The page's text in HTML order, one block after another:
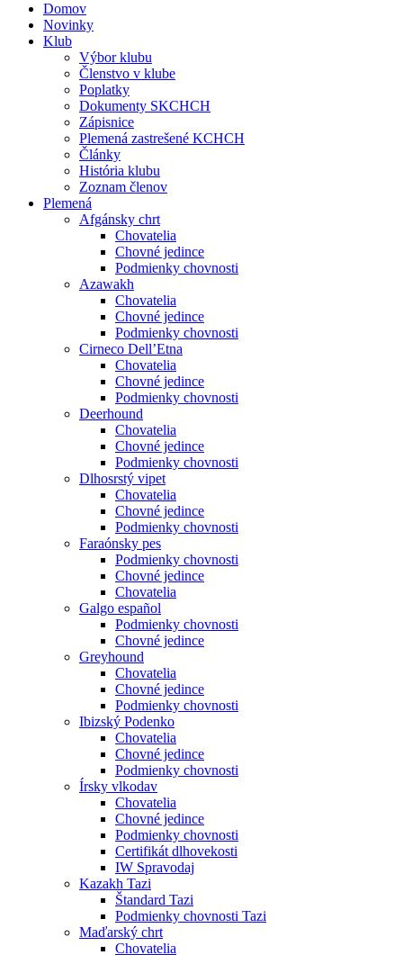
Domov
Novinky
Klub
Výbor klubu
Členstvo v klube
Poplatky
Dokumenty SKCHCH
Zápisnice
Plemená zastrešené KCHCH
Články
História klubu
Zoznam členov
Plemená
Afgánsky chrt
Chovatelia
Chovné jedince
Podmienky chovnosti
Azawakh
Chovatelia
Chovné jedince
Podmienky chovnosti
Cirneco Dell’Etna
Chovatelia
Chovné jedince
Podmienky chovnosti
Deerhound
Chovatelia
Chovné jedince
Podmienky chovnosti
Dlhosrstý vipet
Chovatelia
Chovné jedince
Podmienky chovnosti
Faraónsky pes
Podmienky chovnosti
Chovné jedince
Chovatelia
Galgo español
Podmienky chovnosti
Chovné jedince
Greyhound
Chovatelia
Chovné jedince
Podmienky chovnosti
Ibizský Podenko
Chovatelia
Chovné jedince
Podmienky chovnosti
Írsky vlkodav
Chovatelia
Chovné jedince
Podmienky chovnosti
Certifikát dlhovekosti
IW Spravodaj
Kazakh Tazi
Štandard Tazi
Podmienky chovnosti Tazi
Maďarský chrt
Chovatelia